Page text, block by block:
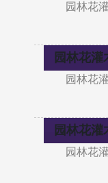
园林花
园林花灌
园林花
园林花
园林花